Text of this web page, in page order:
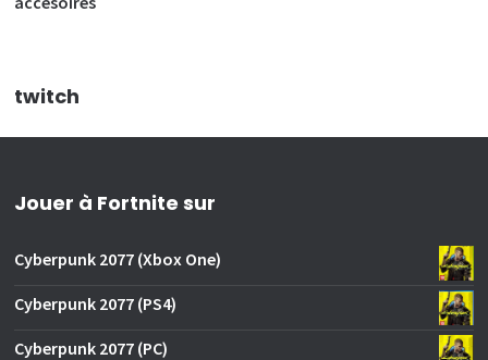
twitch
Jouer à Fortnite sur
Cyberpunk 2077 (Xbox One)
Cyberpunk 2077 (PS4)
Cyberpunk 2077 (PC)